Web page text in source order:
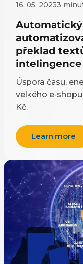
16. 05. 20233
překlad
intelingence
Úspora času,
velkého e-
Kč.
Learn more